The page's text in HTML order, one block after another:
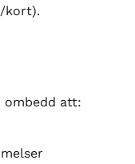
kort).
ombedd att: